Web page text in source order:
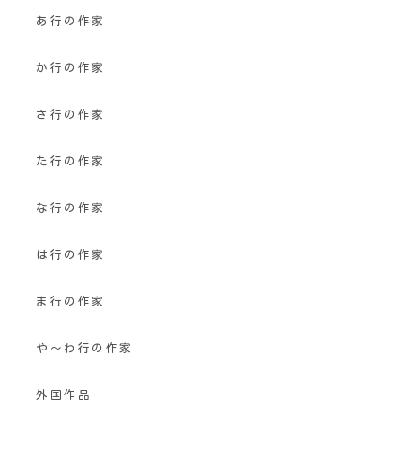
あ行の作家
か行の作家
さ行の作家
た行の作家
な行の作家
は行の作家
ま行の作家
や〜わ行の作家
外国作品